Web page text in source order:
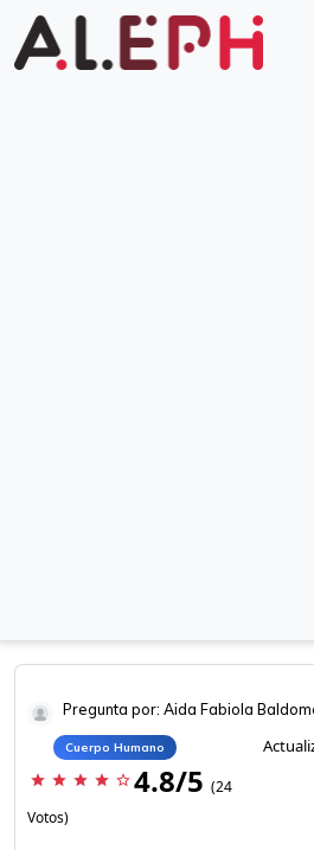
Pregunta por: Aida Fabiola
Cuerpo Humano
star star star star star_border 4.8/5 (24
Votos)